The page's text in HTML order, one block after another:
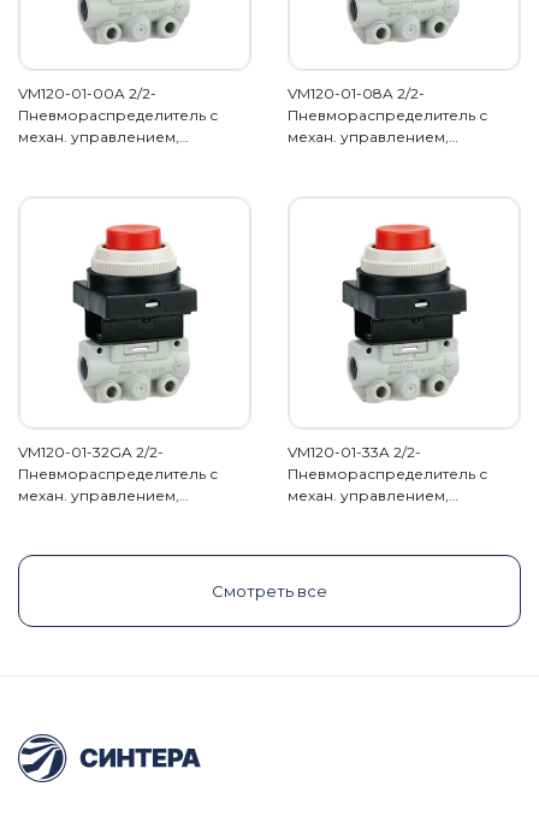
VM120-01-00A 2/2-
Пневмораспределитель с
механ. управлением,…
VM120-01-08A 2/2-
Пневмораспределитель с
механ. управлением,…
VM120-01-32GA 2/2-
Пневмораспределитель с
механ. управлением,…
VM120-01-33A 2/2-
Пневмораспределитель с
механ. управлением,…
Смотреть все